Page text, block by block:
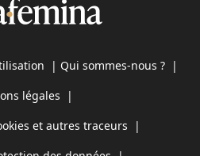
| Qui sommes-nous ? |
légales |
et autres traceurs |